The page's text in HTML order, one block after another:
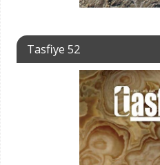
Tasfiye 52